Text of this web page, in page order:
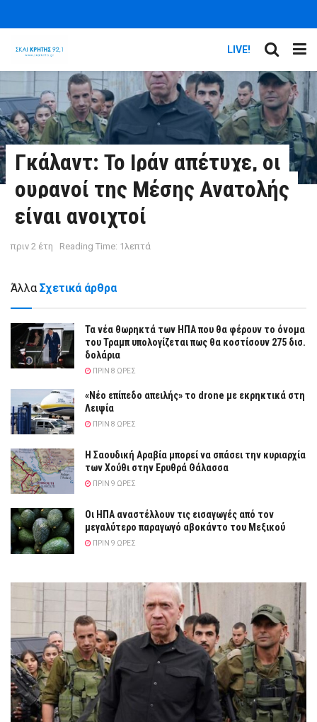
LIVE!
Γκάλαντ: Το Ιράν απέτυχε, οι
ουρανοί της Μέσης Ανατολής
είναι ανοιχτοί
πριν 2 έτη Reading Time: 1λεπτά
Άλλα Σχετικά άρθρα
Τα νέα θωρηκτά των ΗΠΑ που θα φέρουν το όνομα
του Τραμπ υπολογίζεται πως θα κοστίσουν 275 δισ.
δολάρια
ΠΡΙΝ 8 ΏΡΕΣ
«Νέο επίπεδο απειλής» το drone με εκρηκτικά στη
Λειψία
ΠΡΙΝ 8 ΏΡΕΣ
Η Σαουδική Αραβία μπορεί να σπάσει την κυριαρχία
των Χούθι στην Ερυθρά Θάλασσα
ΠΡΙΝ 9 ΏΡΕΣ
Οι ΗΠΑ αναστέλλουν τις εισαγωγές από τον
μεγαλύτερο παραγωγό αβοκάντο του Μεξικού
ΠΡΙΝ 9 ΏΡΕΣ